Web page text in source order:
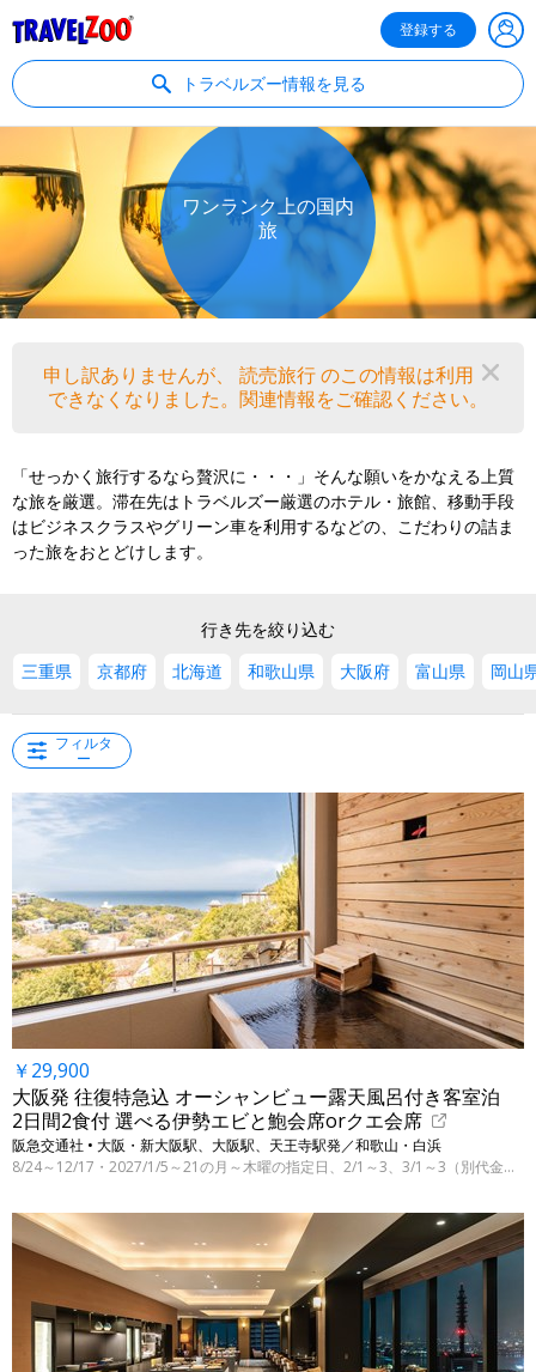
登録する
トラベルズー情報を見る
ワンランク上の国内
旅
申し訳ありませんが、 読売旅行 のこの情報は利用
できなくなりました。関連情報をご確認ください。
「せっかく旅行するなら贅沢に・・・」そんな願いをかなえる上質
な旅を厳選。滞在先はトラベルズー厳選のホテル・旅館、移動手段
はビジネスクラスやグリーン車を利用するなどの、こだわりの詰ま
った旅をおとどけします。
行き先を絞り込む
三重県
京都府 北海道 和歌山県 大阪府 富山県 岡山
フィルタ
ー
￥29,900
大阪発 往復特急込 オーシャンビュー露天風呂付き客室泊
2日間2食付 選べる伊勢エビと鮑会席orクエ会席
阪急交通社 • 大阪・新大阪駅、大阪駅、天王寺駅発／和歌山・白浜
8/24～12/17・2027/1/5～21の月～木曜の指定日、2/1～3、3/1～3（別代金にて3/31まで）